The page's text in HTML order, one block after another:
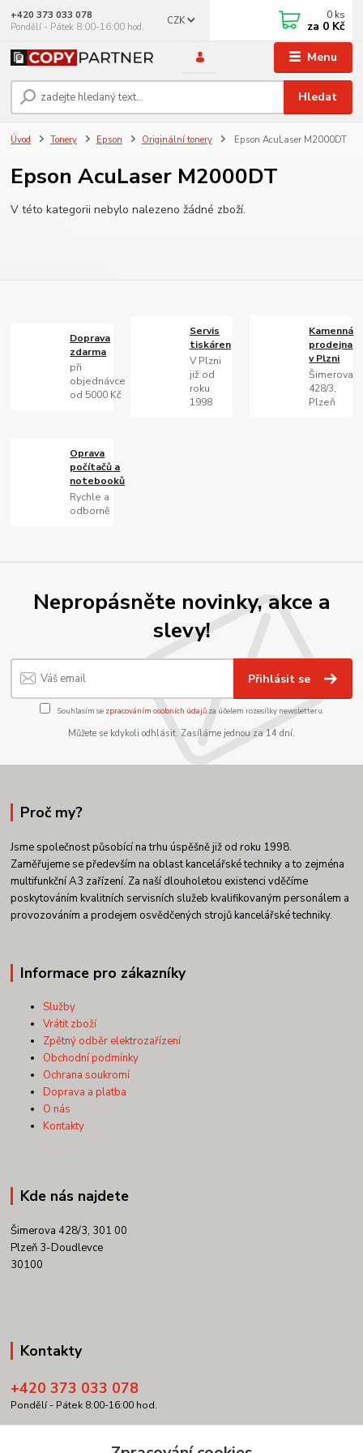
Menu
CZK
Hledat
+420 373 033 078
Pondělí - Pátek 8:00-16:00 hod.
0 ks
za 0 Kč
Úvod Tonery Epson Originální tonery Epson AcuLaser M2000DT
Epson AcuLaser M2000DT
V této kategorii nebylo nalezeno žádné zboží.
Doprava
zdarma
při
objednávce
od 5000 Kč
Servis
tiskáren
V Plzni
již od
roku
1998
Kamenná
prodejna
v Plzni
Šimerova
428/3,
Plzeň
Oprava
počítačů a
notebooků
Rychle a
odborně
Nepropásněte novinky, akce a
slevy!
Přihlásit se
Souhlasím se zpracováním osobních údajůza účelem rozesílky newsletteru.
Můžete se kdykoli odhlásit. Zasíláme jednou za 14 dní.
Proč my?
Jsme společnost působící na trhu úspěšně již od roku 1998.
Zaměřujeme se především na oblast kancelářské techniky a to zejména
multifunkční A3 zařízení. Za naší dlouholetou existenci vděčíme
poskytováním kvalitních servisních služeb kvalifikovaným personálem a
provozováním a prodejem osvědčených strojů kancelářské techniky.
Informace pro zákazníky
Služby
Vrátit zboží
Zpětný odběr elektrozařízení
Obchodní podmínky
Ochrana soukromí
Doprava a platba
O nás
Kontakty
Kde nás najdete
Šimerova 428/3, 301 00
Plzeň 3-Doudlevce
30100
Kontakty
+420 373 033 078
Pondělí - Pátek 8:00-16:00 hod.